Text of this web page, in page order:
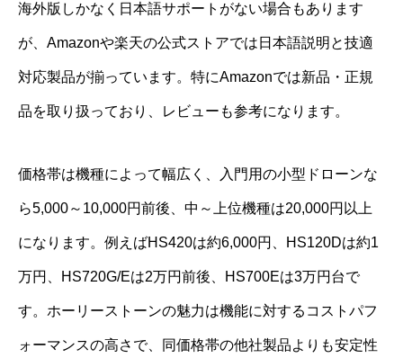
海外版しかなく日本語サポートがない場合もあります
が、Amazonや楽天の公式ストアでは日本語説明と技適
対応製品が揃っています。特にAmazonでは新品・正規
品を取り扱っており、レビューも参考になります。
価格帯は機種によって幅広く、入門用の小型ドローンな
ら5,000～10,000円前後、中～上位機種は20,000円以上
になります。例えばHS420は約6,000円、HS120Dは約1
万円、HS720G/Eは2万円前後、HS700Eは3万円台で
す。ホーリーストーンの魅力は機能に対するコストパフ
ォーマンスの高さで、同価格帯の他社製品よりも安定性